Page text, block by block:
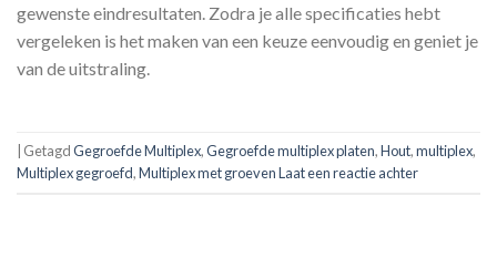
gewenste eindresultaten. Zodra je alle specificaties hebt
vergeleken is het maken van een keuze eenvoudig en geniet je
van de uitstraling.
GetagdGegroefde Multiplex,Gegroefde multiplex platen,Hout,multiplex,
Multiplex gegroefd,Multiplex met groevenLaat een reactie achter